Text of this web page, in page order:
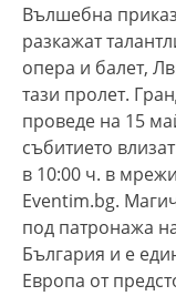
Вълшебна
разкажат
опера и балет,
тази пролет.
проведе на 15
събитието
в 10:00 ч. в
Eventim.bg.
под патронажа
България и е
Европа от